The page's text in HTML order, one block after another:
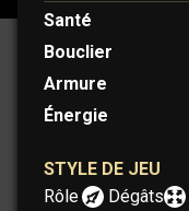
Santé
Bouclier
Armure
Énergie
STYLE DE JEU
Rôle :
Dégâts